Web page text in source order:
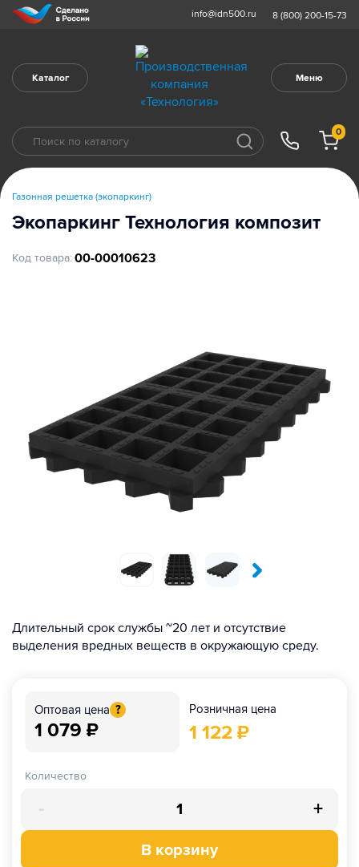
info@idn500.ru 8 (800) 200-15-73
Каталог Меню
0
Газонная решетка (экопаркинг)
Экопаркинг Технология композит
Код товара: 00-00010623
Длительный срок службы ~20 лет и отсутствие
выделения вредных веществ в окружающую среду.
Оптовая цена ?
1 079 ₽
Розничная цена
1 122 ₽
Количество
- +
В корзину